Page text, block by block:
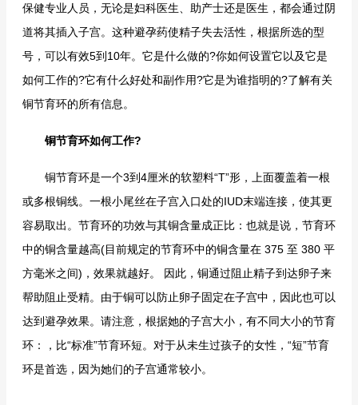
保健专业人员，无论是妇科医生、助产士还是医生，都会通过阴
道将其插入子宫。这种避孕药使精子失去活性，根据所选的型
号，可以有效5到10年。它是什么做的?你如何设置它以及它是
如何工作的?它有什么好处和副作用?它是为谁指明的?了解有关
铜节育环的所有信息。
铜节育环如何工作?
铜节育环是一个3到4厘米的软塑料“T”形，上面覆盖着一根
或多根铜线。一根小尾丝在子宫入口处的IUD末端连接，使其更
容易取出。节育环的功效与其铜含量成正比：也就是说，节育环
中的铜含量越高(目前规定的节育环中的铜含量在 375 至 380 平
方毫米之间)，效果就越好。 因此，铜通过阻止精子到达卵子来
帮助阻止受精。由于铜可以防止卵子固定在子宫中，因此也可以
达到避孕效果。请注意，根据她的子宫大小，有不同大小的节育
环：，比“标准”节育环短。对于从未生过孩子的女性，“短”节育
环是首选，因为她们的子宫通常较小。